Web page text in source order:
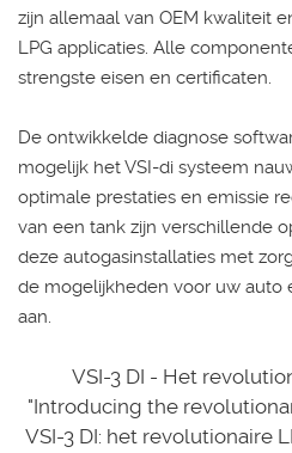
zijn allemaal van OEM kwaliteit
LPG applicaties. Alle
strengste eisen en certificaten.
De ontwikkelde diagnose
mogelijk het VSI-di systeem
optimale prestaties en emissie
van een tank zijn verschillende
deze autogasinstallaties met
de mogelijkheden voor uw auto
aan.
VSI-3 DI - Het
"Introducing the
VSI-3 DI: het revolutionaire